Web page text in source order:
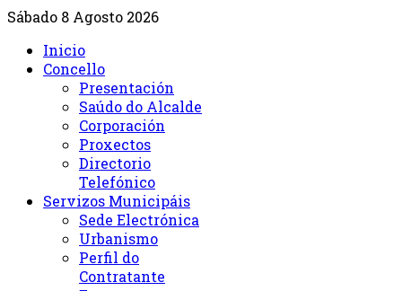
Sábado 8 Agosto 2026
Inicio
Concello
Presentación
Saúdo do Alcalde
Corporación
Proxectos
Directorio
Telefónico
Servizos Municipáis
Sede Electrónica
Urbanismo
Perfil do
Contratante